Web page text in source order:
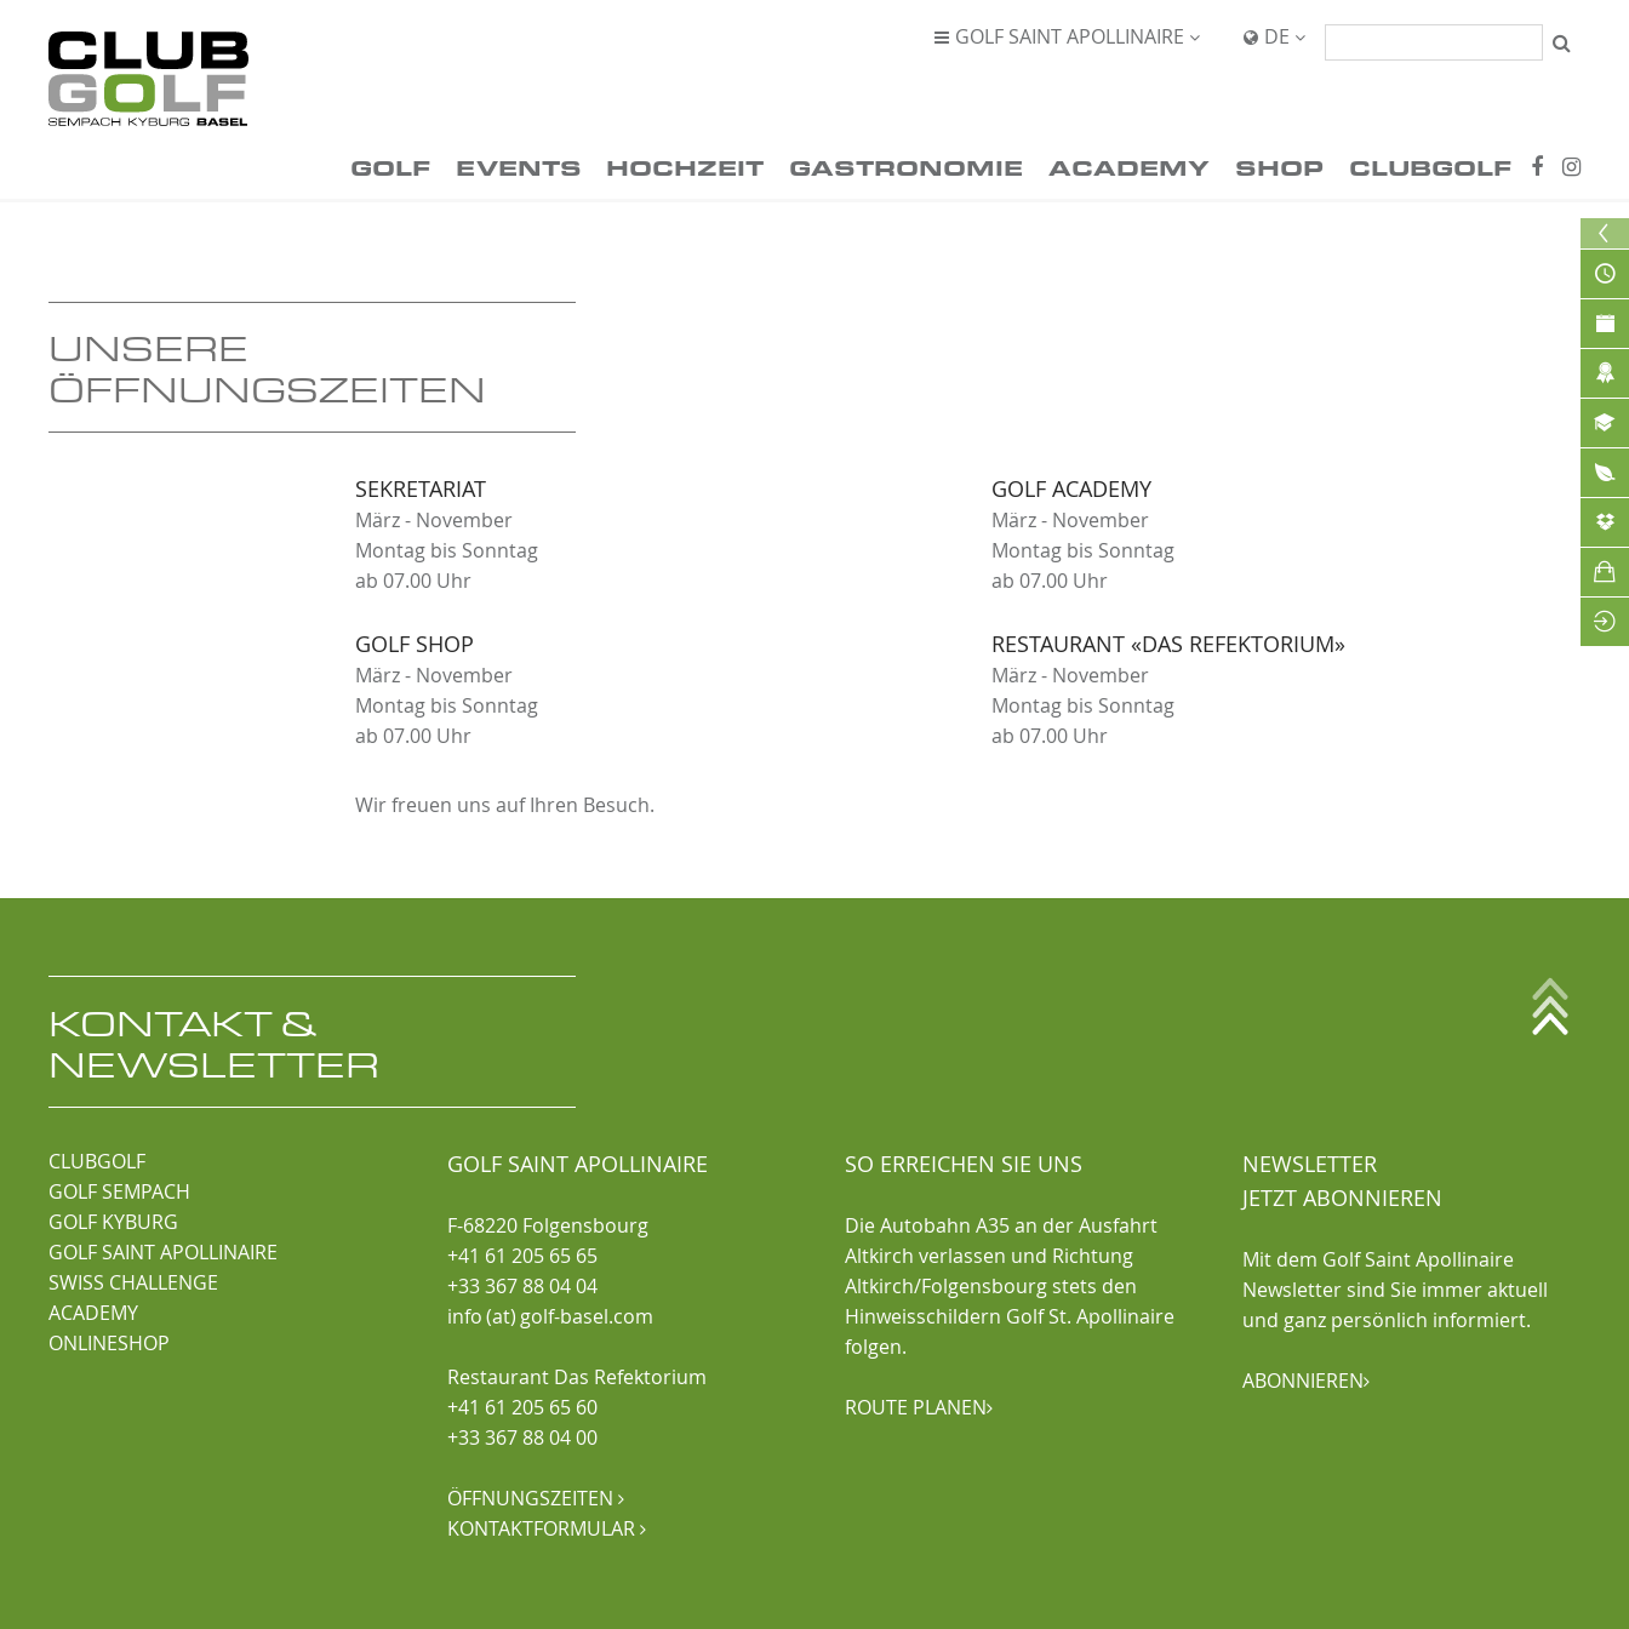
 GOLF SAINT APOLLINAIRE  DE 
GOLF EVENTS HOCHZEIT GASTRONOMIE ACADEMY SHOP CLUBGOLF
UNSERE
ÖFFNUNGSZEITEN
SEKRETARIAT
März - November
Montag bis Sonntag
ab 07.00 Uhr
GOLF SHOP
März - November
Montag bis Sonntag
ab 07.00 Uhr
GOLF ACADEMY
März - November
Montag bis Sonntag
ab 07.00 Uhr
RESTAURANT «DAS REFEKTORIUM»
März - November
Montag bis Sonntag
ab 07.00 Uhr
Wir freuen uns auf Ihren Besuch.
KONTAKT &
NEWSLETTER
CLUBGOLF
GOLF SEMPACH
GOLF KYBURG
GOLF SAINT APOLLINAIRE
SWISS CHALLENGE
ACADEMY
ONLINESHOP
GOLF SAINT APOLLINAIRE
F-68220 Folgensbourg
+41 61 205 65 65
+33 367 88 04 04
info (at) golf-basel.com
Restaurant Das Refektorium
+41 61 205 65 60
+33 367 88 04 00
ÖFFNUNGSZEITEN 
KONTAKTFORMULAR 
SO ERREICHEN SIE UNS
Die Autobahn A35 an der Ausfahrt
Altkirch verlassen und Richtung
Altkirch/Folgensbourg stets den
Hinweisschildern Golf St. Apollinaire
folgen.
ROUTE PLANEN
NEWSLETTER
JETZT ABONNIEREN
Mit dem Golf Saint Apollinaire
Newsletter sind Sie immer aktuell
und ganz persönlich informiert.
ABONNIEREN